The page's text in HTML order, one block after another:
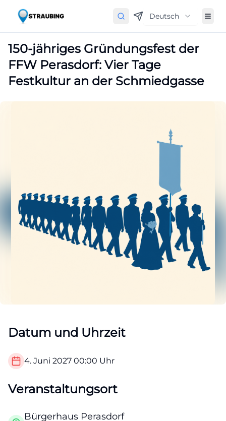
Deutsch
150-jähriges Gründungsfest der
FFW Perasdorf: Vier Tage
Festkultur an der Schmiedgasse
Datum und Uhrzeit
4. Juni 2027 00:00 Uhr
Veranstaltungsort
Bürgerhaus Perasdorf